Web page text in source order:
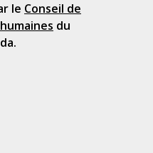
le Conseil de
du